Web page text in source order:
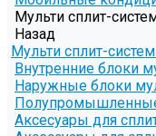
Мульти сплит-
Назад
Мульти сплит-
Внутренние блоки
Наружные блоки
Аксесуары для